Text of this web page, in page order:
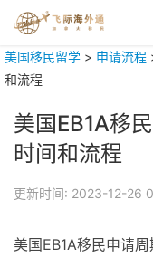
美国移民留学 > 申请流程
和流程
美国EB1A移
时间和流程
更新时间: 2023-12-26
美国EB1A移民申请